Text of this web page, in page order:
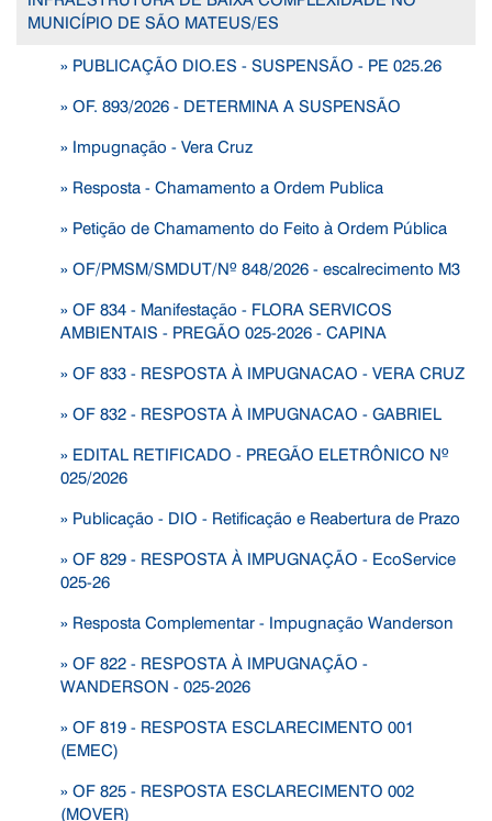
MUNICÍPIO DE SÃO MATEUS/ES
» PUBLICAÇÃO DIO.ES - SUSPENSÃO - PE 025.26
» OF. 893/2026 - DETERMINA A SUSPENSÃO
» Impugnação - Vera Cruz
» Resposta - Chamamento a Ordem Publica
» Petição de Chamamento do Feito à Ordem Pública
» OF/PMSM/SMDUT/Nº 848/2026 - escalrecimento M3
» OF 834 - Manifestação - FLORA SERVICOS
AMBIENTAIS - PREGÃO 025-2026 - CAPINA
» OF 833 - RESPOSTA À IMPUGNACAO - VERA CRUZ
» OF 832 - RESPOSTA À IMPUGNACAO - GABRIEL
» EDITAL RETIFICADO - PREGÃO ELETRÔNICO Nº
025/2026
» Publicação - DIO - Retificação e Reabertura de Prazo
» OF 829 - RESPOSTA À IMPUGNAÇÃO - EcoService
025-26
» Resposta Complementar - Impugnação Wanderson
» OF 822 - RESPOSTA À IMPUGNAÇÃO -
WANDERSON - 025-2026
» OF 819 - RESPOSTA ESCLARECIMENTO 001
(EMEC)
» OF 825 - RESPOSTA ESCLARECIMENTO 002
(MOVER)